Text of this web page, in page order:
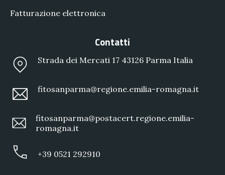
Fatturazione elettronica
Contatti
Strada dei Mercati 17 43126 Parma Italia
fitosanparma@regione.emilia-romagna.it
fitosanparma@postacert.regione.emilia-
romagna.it
+39 0521 292910